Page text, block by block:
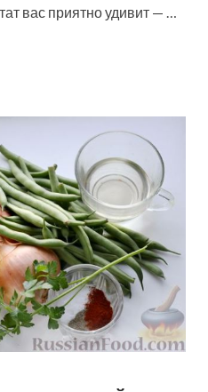
вас приятно удивит — …